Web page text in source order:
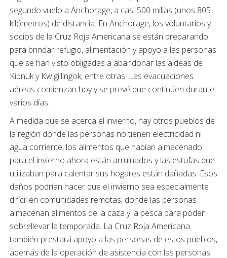
segundo vuelo a Anchorage, a casi 500 millas (unos 805
kilómetros) de distancia. En Anchorage, los voluntarios y
socios de la Cruz Roja Americana se están preparando
para brindar refugio, alimentación y apoyo a las personas
que se han visto obligadas a abandonar las aldeas de
Kipnuk y Kwigillingok, entre otras. Las evacuaciones
aéreas comienzan hoy y se prevé que continúen durante
varios días.
A medida que se acerca el invierno, hay otros pueblos de
la región donde las personas no tienen electricidad ni
agua corriente, los alimentos que habían almacenado
para el invierno ahora están arruinados y las estufas que
utilizaban para calentar sus hogares están dañadas. Esos
daños podrían hacer que el invierno sea especialmente
difícil en comunidades remotas, donde las personas
almacenan alimentos de la caza y la pesca para poder
sobrellevar la temporada. La Cruz Roja Americana
también prestará apoyo a las personas de estos pueblos,
además de la operación de asistencia con las personas